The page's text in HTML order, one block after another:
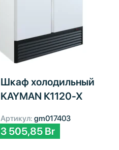
Шкаф холодильный
KAYMAN К1120-Х
Артикул: gm017403
3 505,85 Br